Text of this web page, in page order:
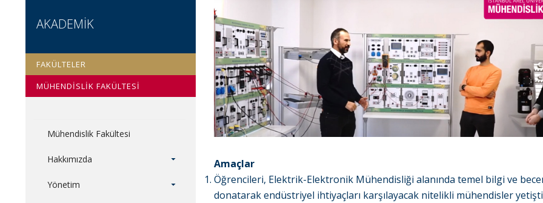
AKADEMİK
FAKÜLTELER
MÜHENDİSLİK FAKÜLTESİ
Mühendislik Fakültesi
Hakkımızda
Yönetim
Amaçlar
Öğrencileri, Elektrik-Elektronik Mühendisliği alanında temel bilgi ve
donatarak endüstriyel ihtiyaçları karşılayacak nitelikli mühendisler